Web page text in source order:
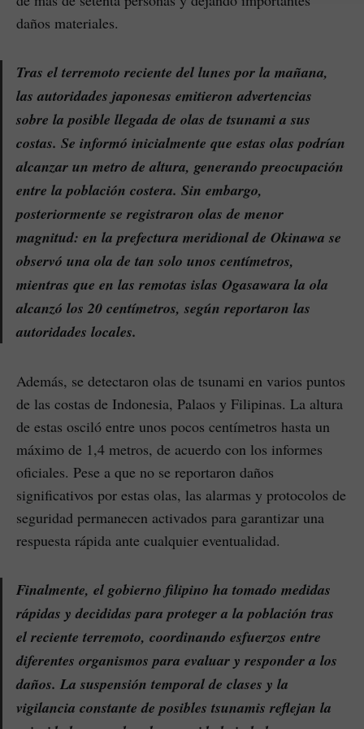
daños materiales.
Tras el terremoto reciente del lunes por la mañana,
las autoridades japonesas emitieron advertencias
sobre la posible llegada de olas de tsunami a sus
costas. Se informó inicialmente que estas olas podrían
alcanzar un metro de altura, generando preocupación
entre la población costera. Sin embargo,
posteriormente se registraron olas de menor
magnitud: en la prefectura meridional de Okinawa se
observó una ola de tan solo unos centímetros,
mientras que en las remotas islas Ogasawara la ola
alcanzó los 20 centímetros, según reportaron las
autoridades locales.
Además, se detectaron olas de tsunami en varios puntos
de las costas de Indonesia, Palaos y Filipinas. La altura
de estas osciló entre unos pocos centímetros hasta un
máximo de 1,4 metros, de acuerdo con los informes
oficiales. Pese a que no se reportaron daños
significativos por estas olas, las alarmas y protocolos de
seguridad permanecen activados para garantizar una
respuesta rápida ante cualquier eventualidad.
Finalmente, el gobierno filipino ha tomado medidas
rápidas y decididas para proteger a la población tras
el reciente terremoto, coordinando esfuerzos entre
diferentes organismos para evaluar y responder a los
daños. La suspensión temporal de clases y la
vigilancia constante de posibles tsunamis reflejan la